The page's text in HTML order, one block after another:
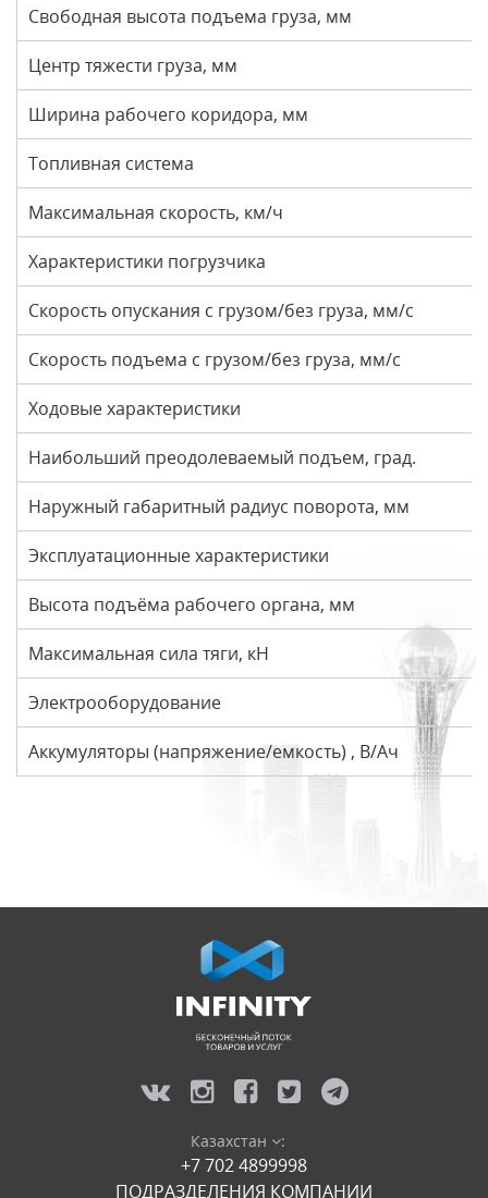
Свободная высота подъема груза, мм
Центр тяжести груза, мм
Ширина рабочего коридора, мм
Топливная система
Максимальная скорость, км/ч
Характеристики погрузчика
Скорость опускания с грузом/без груза, мм/с
Скорость подъема с грузом/без груза, мм/с
Ходовые характеристики
Наибольший преодолеваемый подъем, град.
Наружный габаритный радиус поворота, мм
Эксплуатационные характеристики
Высота подъёма рабочего органа, мм
Максимальная сила тяги, кН
Электрооборудование
Аккумуляторы (напряжение/емкость) , В/Ач
Казахстан :
+7 702 4899998
ПОДРАЗДЕЛЕНИЯ КОМПАНИИ